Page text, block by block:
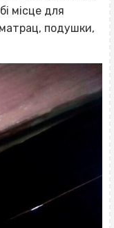
місце для
подушки,